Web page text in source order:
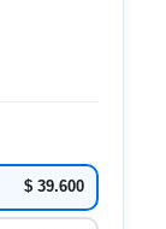
$ 39.600